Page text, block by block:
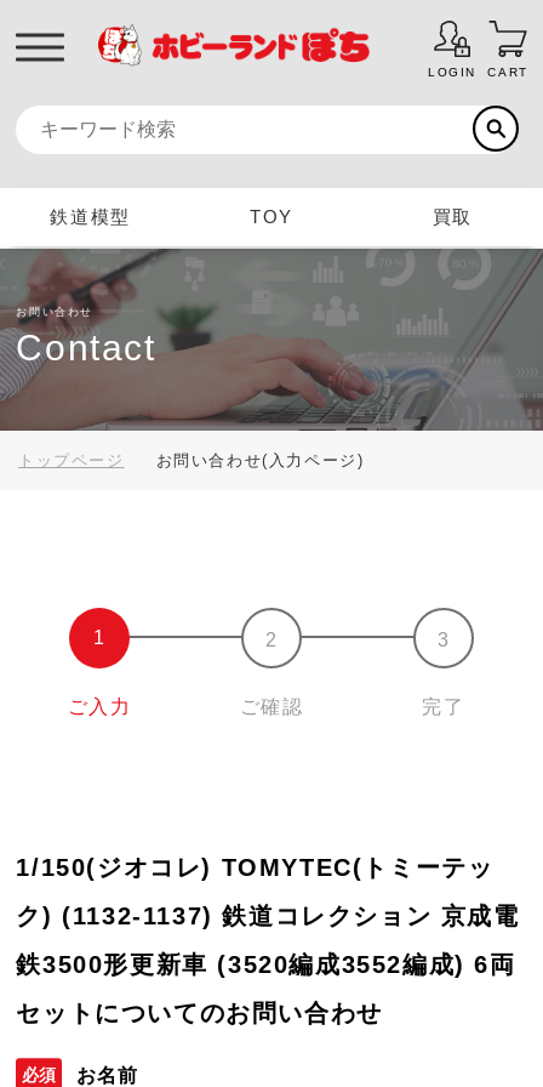
LOGIN CART
鉄道模型 TOY 買取
お問い合わせ
Contact
トップページ お問い合わせ(入力ページ)
ご入力 ご確認 完了
1/150(ジオコレ) TOMYTEC(トミーテッ
ク) (1132-1137) 鉄道コレクション 京成電
鉄3500形更新車 (3520編成3552編成) 6両
セットについてのお問い合わせ
お名前